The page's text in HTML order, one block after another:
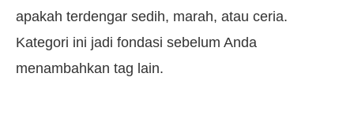
apakah terdengar sedih, marah, atau ceria.
Kategori ini jadi fondasi sebelum Anda
menambahkan tag lain.